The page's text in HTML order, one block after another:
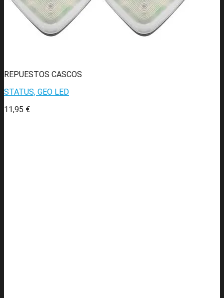
REPUESTOS CASCOS
STATUS, GEO LED
11,95 €